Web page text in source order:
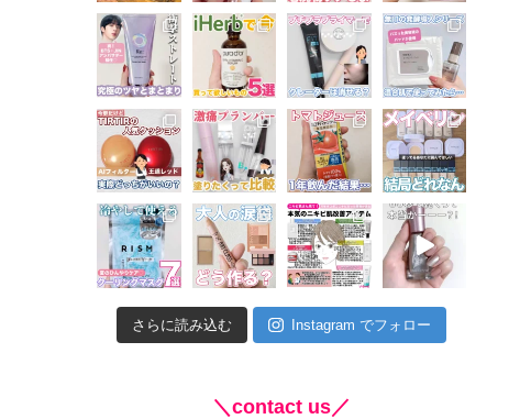
さらに読み込む Instagram でフォロー
＼contact us／